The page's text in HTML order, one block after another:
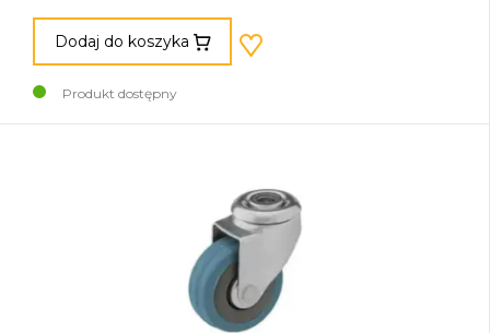
Dodaj do koszyka
Produkt dostępny